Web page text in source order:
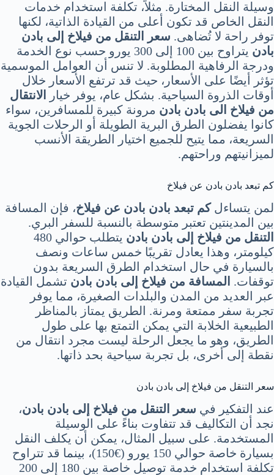
وسيلة النقل المختارة. مثلاً، تكلفة استخدام خدمات
النقل الخاص قد تكون أعلى من القيادة الذاتية، لكنها
توفر راحة لا تُضاهى. سعر التنقل من فيلاخ إلى بادن
بادن
يتراوح بين 100 إلى 300 يورو حسب نوع الخدمة
ودرجة الرفاهية المطلوبة. لا تنس أن العوامل الموسمية
تؤثر أيضًا على الأسعار، حيث قد ترتفع الأسعار خلال
أوقات الذروة السياحية. بشكل عام، يوفر خيار
الانتقال
من فيلاخ الى بادن بادن مرونة كبيرة للمسافرين، سواء
كانوا يفضلون الطرق البرية الطويلة أو الرحلات الجوية
السريعة، مما يتيح للجميع اختيار الطريقة الأنسب
لميزانيتهم وراحتهم.
كم تبعد بادن بادن عن فيلاخ
لمن يتساءلكم تبعد بادن بادن عن فيلاخ، فإن المسافة
بين المدينتين تعتبر متوسطة بالنسبة للسفر البري.
التنقل من فيلاخ إلى بادن بادن
يتطلب حوالي 480
كيلومتر، وهذا يعادل تقريبًا خمس ساعات ونصف
بالسيارة في حال استخدام الطرق السريعة بدون
توقفات. المسافة من فيلاخ إلى بادن بادن تشمل القيادة
عبر العديد من المدن والبلدات الصغيرة، مما يوفر
تجربة سفر ممتعة ومرنة. الطريق يمتاز بالمناظر
الطبيعية الخلابة التي يمكن التمتع بها على طول
الطريق، وهو ما يجعل الرحلة ليست مجرد انتقال من
نقطة إلى أخرى، بل تجربة سياحية بحد ذاتها.
سعر التنقل من فيلاخ إلى بادن بادن
عند التفكير في سعر التنقل من فيلاخ إلى بادن بادن،
نجد أن التكاليف قد تتفاوت بناءً على الوسيلة
المستخدمة. على سبيل المثال، يمكن أن يكلف النقل
بسيارة خاصة حوالي 150 يورو (€150)، بينما قد تتراوح
تكلفة استخدام خدمة توصيل خاصة بين 180 إلى 200